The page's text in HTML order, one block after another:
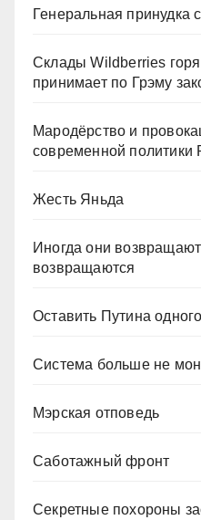
Генеральная принудка
Склады Wildberries
принимает по Грэму
Мародёрство и
современной политики
Жесть Яньда
Иногда они
возвращаются
Оставить Путина одного
Система больше не
Мэрская отповедь
Саботажный фронт
Секретные похороны